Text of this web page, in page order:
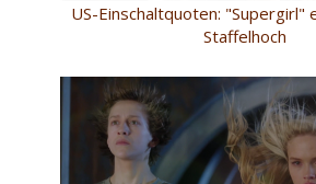
US-Einschaltquoten: "Supergirl"
Staffelhoch